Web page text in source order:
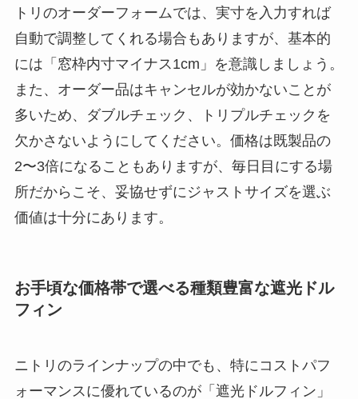
トリのオーダーフォームでは、実寸を入力すれば
自動で調整してくれる場合もありますが、基本的
には「窓枠内寸マイナス1cm」を意識しましょう。
また、オーダー品はキャンセルが効かないことが
多いため、ダブルチェック、トリプルチェックを
欠かさないようにしてください。価格は既製品の
2〜3倍になることもありますが、毎日目にする場
所だからこそ、妥協せずにジャストサイズを選ぶ
価値は十分にあります。
お手頃な価格帯で選べる種類豊富な遮光ドル
フィン
ニトリのラインナップの中でも、特にコストパフ
ォーマンスに優れているのが「遮光ドルフィン」